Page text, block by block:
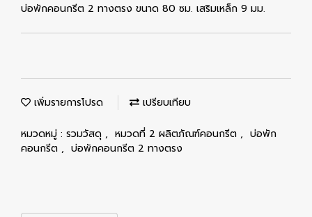
บ่อพักคอนกรีต 2 ทางตรง ขนาด 80 ซม. เสริมเหล็ก 9 มม.
เพิ่มรายการโปรด เปรียบเทียบ
หมวดหมู่ : รวมวัสดุ , หมวดที่ 2 ผลิตภัณฑ์คอนกรีต , บ่อพัก
คอนกรีต , บ่อพักคอนกรีต 2 ทางตรง